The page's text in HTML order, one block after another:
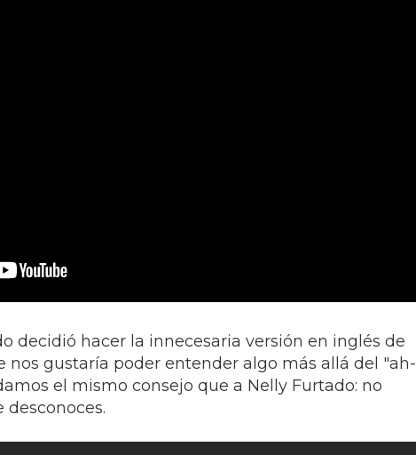
decidió hacer la innecesaria versión en inglés de
nos gustaría poder entender algo más allá del "ah-
el mismo consejo que a Nelly Furtado: no